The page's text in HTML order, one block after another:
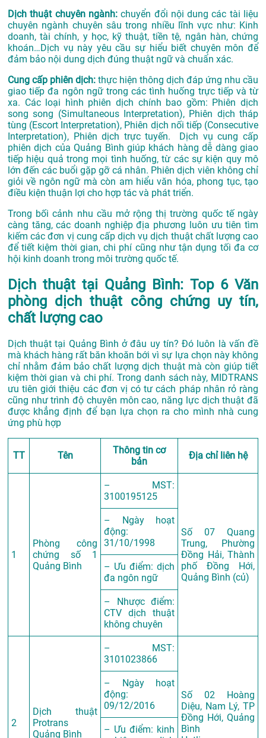
Dịch thuật chuyên ngành:chuyển đổi nội dung các tài liệu
chuyên ngành chuyên sâu trong nhiều lĩnh vực như: Kinh
doanh, tài chính, y học, kỹ thuật, tiền tệ, ngân hàn, chứng
khoán…Dịch vụ này yêu cầu sự hiểu biết chuyên môn để
đảm bảo nội dung dịch đúng thuật ngữ và chuẩn xác.
Cung cấp phiên dịch: thực hiện thông dịch đáp ứng nhu cầu
giao tiếp đa ngôn ngữ trong các tình huống trực tiếp và từ
xa. Các loại hình phiên dịch chính bao gồm: Phiên dịch
song song (Simultaneous Interpretation), Phiên dịch tháp
tùng (Escort Interpretation), Phiên dịch nối tiếp (Consecutive
Interpretation), Phiên dịch trực tuyến. Dịch vụ cung cấp
phiên dịch của Quảng Bình giúp khách hàng dễ dàng giao
tiếp hiệu quả trong mọi tình huống, từ các sự kiện quy mô
lớn đến các buổi gặp gỡ cá nhân. Phiên dịch viên không chỉ
giỏi về ngôn ngữ mà còn am hiểu văn hóa, phong tục, tạo
điều kiện thuận lợi cho hợp tác và phát triển.
Trong bối cảnh nhu cầu mở rộng thị trường quốc tế ngày
càng tăng, các doanh nghiệp địa phương luôn ưu tiên tìm
kiếm các đơn vị cung cấp dịch vụ dịch thuật chất lượng cao
để tiết kiệm thời gian, chi phí cũng như tận dụng tối đa cơ
hội kinh doanh trong môi trường quốc tế.
Dịch thuật tại Quảng Bình: Top 6 Văn
phòng dịch thuật công chứng uy tín,
chất lượng cao
Dịch thuật tại Quảng Bình ở đâu uy tín? Đó luôn là vấn đề
mà khách hàng rất băn khoăn bới vì sự lựa chọn này không
chỉ nhằm đảm bảo chất lượng dịch thuật mà còn giúp tiết
kiệm thời gian và chi phí. Trong danh sách này, MIDTRANS
ưu tiên giới thiệu các đơn vị có tư cách pháp nhân rỏ ràng
cũng như trình độ chuyên môn cao, năng lực dịch thuật đã
được khẳng định để bạn lựa chọn ra cho mình nhà cung
ứng phù hợp
TT Tên
Thông tin cơ
bản
Địa chỉ liên hệ
1
Phòng công
chứng số 1
Quảng Bình
– MST:
3100195125
Số 07 Quang
Trung, Phường
Đồng Hải, Thành
phố Đồng Hới,
Quảng Bình (củ)
– Ngày hoạt
động:
31/10/1998
– Ưu điểm: dịch
đa ngôn ngữ
– Nhược điểm:
CTV dịch thuật
không chuyên
2
Dịch thuật
Protrans
Quảng Bình
– MST:
3101023866
Số 02 Hoàng
Diệu, Nam Lý, TP
Đồng Hới, Quảng
Bình
– Ngày hoạt
động:
09/12/2016
– Ưu điểm: kinh